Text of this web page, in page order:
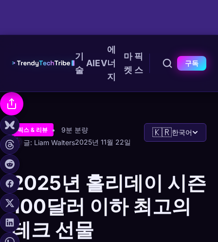
기
술
AIEV
에
너
지
마
켓
픽
스
구독
픽스 & 리뷰
9분 분량
글: Liam Walters2025년 11월 22일
🇰🇷한국어
2025년 홀리데이 시즌
100달러 이하 최고의
테크 선물